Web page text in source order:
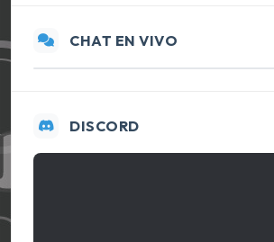
CHAT EN VIVO
DISCORD